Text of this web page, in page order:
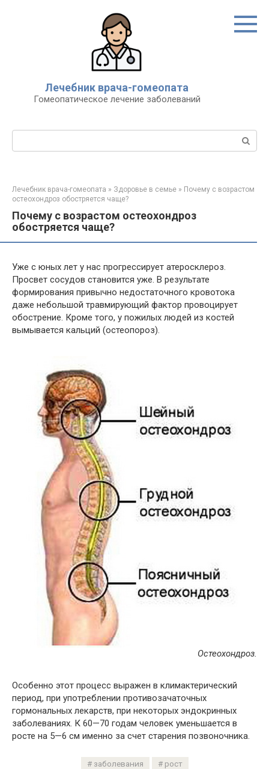
Лечебник врача-гомеопата
Гомеопатическое лечение заболеваний
Поиск:
Лечебник врача-гомеопата » Здоровье в семье » Почему с возрастом
остеохондроз обостряется чаще?
Почему с возрастом остеохондроз
обостряется чаще?
Уже с юных лет у нас прогрессирует атеросклероз.
Просвет сосудов становится уже. В результате
формирования привычно недостаточного кровотока
даже небольшой травмирующий фактор провоцирует
обострение. Кроме того, у пожилых людей из костей
вымывается кальций (остеопороз).
Остеохондроз.
Особенно этот процесс выражен в климактерический
период, при употреблении противозачаточных
гормональных лекарств, при некоторых эндокринных
заболеваниях. К 60—70 годам человек уменьшается в
росте на 5—6 см именно за счет старения позвоночника.
заболевания рост